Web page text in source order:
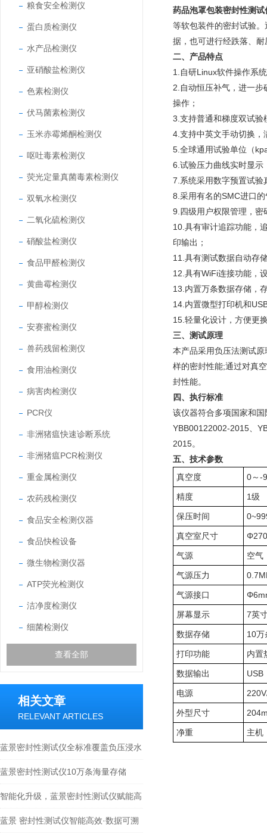
粮食安全检测仪
蛋白质检测仪
水产品检测仪
亚硝酸盐检测仪
色素检测仪
伏马菌素检测仪
玉米赤霉烯酮检测仪
呕吐毒素检测仪
荧光定量真菌毒素检测仪
双氧水检测仪
二氧化硫检测仪
硝酸盐检测仪
食品甲醛检测仪
黄曲霉检测仪
甲醇检测仪
安赛蜜检测仪
兽药残留检测仪
食用油检测仪
病害肉检测仪
PCR仪
非洲猪瘟快速诊断系统
非洲猪瘟PCR检测仪
重金属检测仪
农药残检测仪
食品安全检测仪器
食品快检设备
微生物检测仪器
ATP荧光检测仪
洁净度检测仪
细菌检测仪
查看全部
相关文章
RELEVANT ARTICLES
蓝景密封性测试仪全标准覆盖负压浸水
检测原理
蓝景密封性测试仪10万条海量存储
+WiFi远程运维+双接口输出
智能化升级，蓝景密封性测试仪赋能高
效生产新时代
蓝景 密封性测试仪智能高效·数据可溯
药品泡罩包装密封性测试
等软包装件的密封试验
据，也可进行经跌落、
二、产品特点
1.自研Linux软件操作系
2.自动恒压补气，进一
操作；
3.支持普通和梯度双试验
4.支持中英文手动切换，
5.全球通用试验单位（
6.试验压力曲线实时显示
7.系统采用数字预置试验
8.采用有名的SMC进口
9.四级用户权限管理，密
10.具有审计追踪功能，
印输出；
11.具有测试数据自动存
12.具有WiFi连接功能，
13.内置万条数据存储，
14.内置微型打印机和
15.轻量化设计，方便更
三、测试原理
本产品采用负压法测试
样的密封性能;通过对真
封性能。
四、执行标准
该仪器符合多项国家和
YBB00122002-2015、
2015。
五、技术参数
真空度
0～-
精度 1级
保压时间
真空室尺寸
气源 空气
气源压力
气源接口
屏幕显示 7英
数据存储 10万
打印功能 内置
数据输出 USB
电源
外型尺寸
净重 主机